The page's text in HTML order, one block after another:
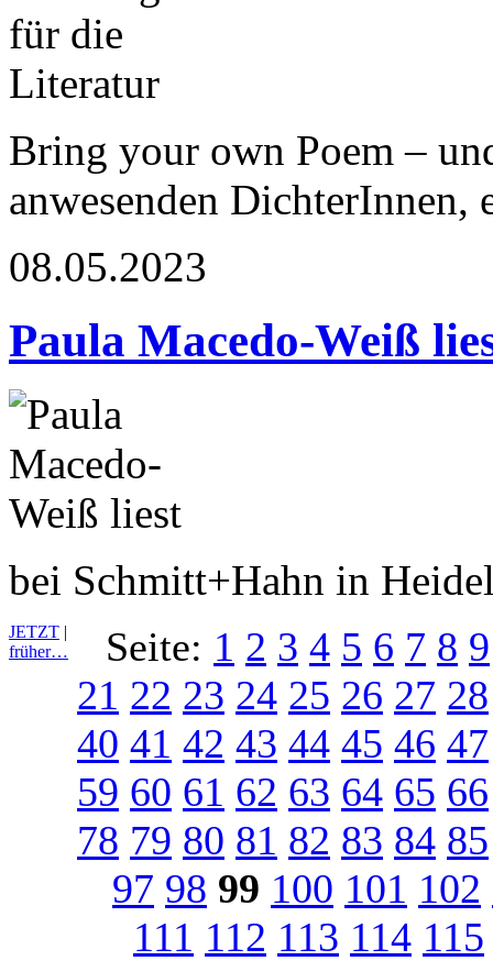
Bring your own Poem –
anwesenden DichterInnen,
08.05.2023
Paula Macedo-Weiß
bei Schmitt+Hahn in
JETZT |
früher…
Seite: 1 2 3 4 5 6 7 8 9
21 22 23 24 25 26 27 28
40 41 42 43 44 45 46 47
59 60 61 62 63 64 65 66
78 79 80 81 82 83 84 85
97 98 99 100 101 102
111 112 113 114 115